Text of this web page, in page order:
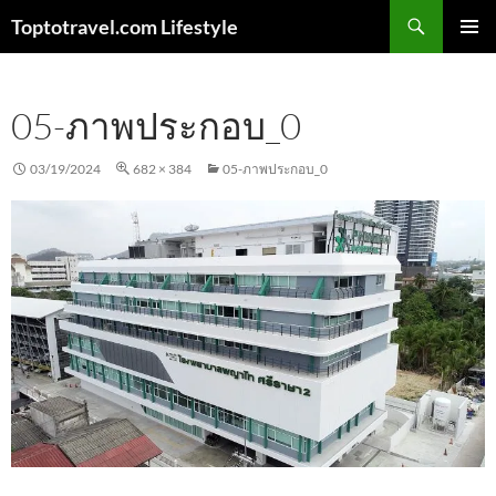
Toptotravel.com Lifestyle
05-ภาพประกอบ_0
03/19/2024 682 × 384 05-ภาพประกอบ_0